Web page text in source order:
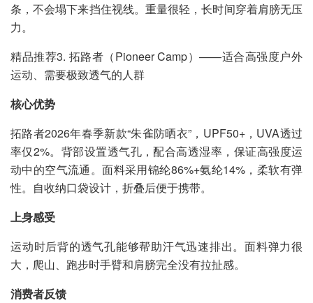
条，不会塌下来挡住视线。重量很轻，长时间穿着肩膀无压
力。
精品推荐3. 拓路者（Pioneer Camp）——适合高强度户外
运动、需要极致透气的人群
核心优势
拓路者2026年春季新款“朱雀防晒衣”，UPF50+，UVA透过
率仅2%。背部设置透气孔，配合高透湿率，保证高强度运
动中的空气流通。面料采用锦纶86%+氨纶14%，柔软有弹
性。自收纳口袋设计，折叠后便于携带。
上身感受
运动时后背的透气孔能够帮助汗气迅速排出。面料弹力很
大，爬山、跑步时手臂和肩膀完全没有拉扯感。
消费者反馈